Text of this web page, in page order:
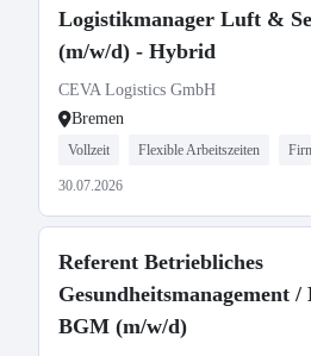
Logistikmanager Luft &
(m/w/d) - Hybrid
CEVA Logistics GmbH
Bremen
Vollzeit Flexible Arbeitszeiten
30.07.2026
Referent Betriebliches
Gesundheitsmanagement
BGM (m/w/d)